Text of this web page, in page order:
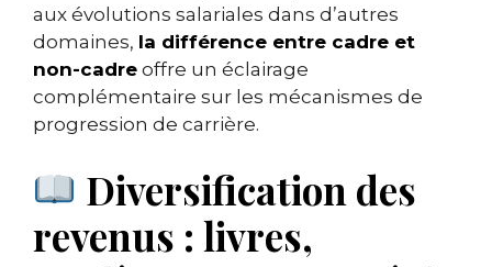
aux évolutions salariales dans d’autres
domaines, la différence entre cadre et
non-cadre offre un éclairage
complémentaire sur les mécanismes de
progression de carrière.
Diversification des
revenus : livres,